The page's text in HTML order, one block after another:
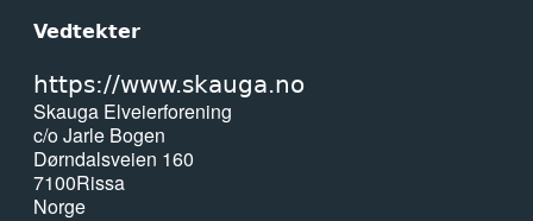
Vedtekter
https://www.skauga.no
Skauga Elveierforening
c/o Jarle Bogen
Dørndalsveien 160
7100Rissa
Norge